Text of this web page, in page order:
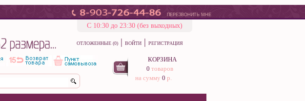
ПЕРЕЗВОНИТЬ МНЕ
С 10:30 до 23:30 (без выходных)
ОТЛОЖЕННЫЕ (0) | ВОЙТИ | РЕГИСТРАЦИЯ
КОРЗИНА
0 товаров
на сумму 0 р.